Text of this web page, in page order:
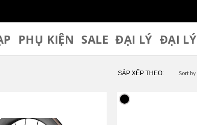
PHỤ KIỆN SALE ĐẠI LÝ ĐẠI LÝ
SẮP XẾP THEO: